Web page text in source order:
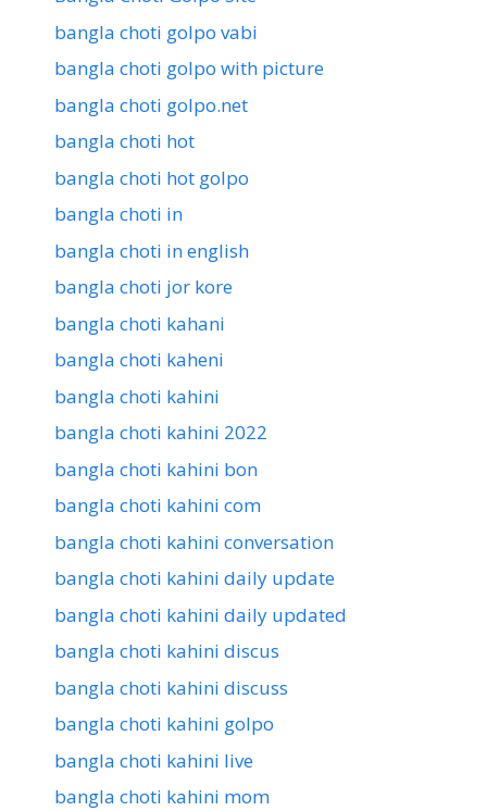
bangla choti golpo vabi
bangla choti golpo with picture
bangla choti golpo.net
bangla choti hot
bangla choti hot golpo
bangla choti in
bangla choti in english
bangla choti jor kore
bangla choti kahani
bangla choti kaheni
bangla choti kahini
bangla choti kahini 2022
bangla choti kahini bon
bangla choti kahini com
bangla choti kahini conversation
bangla choti kahini daily update
bangla choti kahini daily updated
bangla choti kahini discus
bangla choti kahini discuss
bangla choti kahini golpo
bangla choti kahini live
bangla choti kahini mom